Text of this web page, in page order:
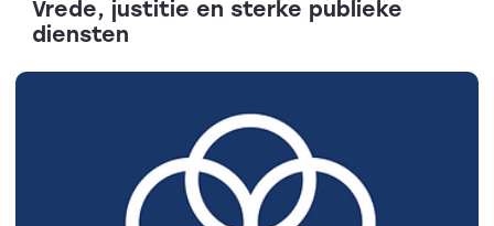
Vrede, justitie en sterke publieke
diensten